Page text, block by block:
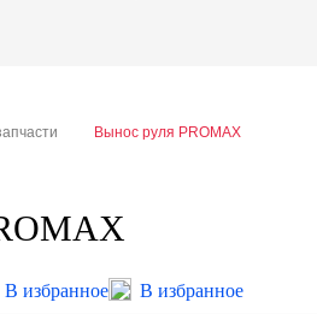
Вынос руля PROMAX
В избранное В избранное